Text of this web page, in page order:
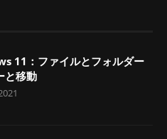
11：ファイルとフォルダー
と移動